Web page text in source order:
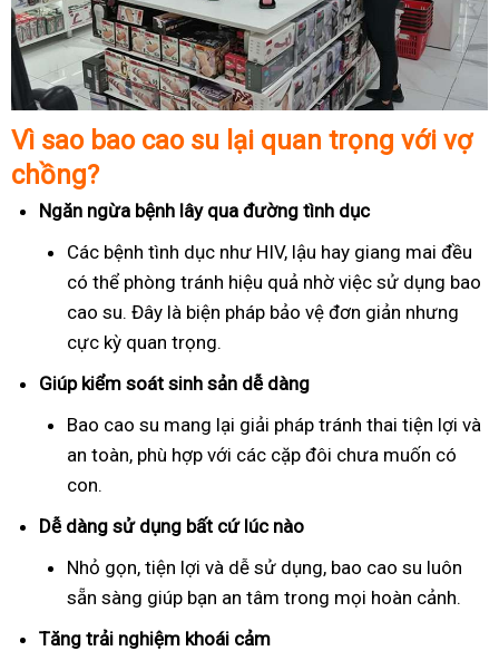
Vì sao bao cao su lại quan trọng với vợ
chồng?
Ngăn ngừa bệnh lây qua đường tình dục
Các bệnh tình dục như HIV, lậu hay giang mai đều
có thể phòng tránh hiệu quả nhờ việc sử dụng bao
cao su. Đây là biện pháp bảo vệ đơn giản nhưng
cực kỳ quan trọng.
Giúp kiểm soát sinh sản dễ dàng
Bao cao su mang lại giải pháp tránh thai tiện lợi và
an toàn, phù hợp với các cặp đôi chưa muốn có
con.
Dễ dàng sử dụng bất cứ lúc nào
Nhỏ gọn, tiện lợi và dễ sử dụng, bao cao su luôn
sẵn sàng giúp bạn an tâm trong mọi hoàn cảnh.
Tăng trải nghiệm khoái cảm